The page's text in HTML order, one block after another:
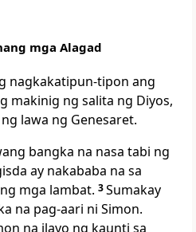
mga Alagad
nagkakatipun-tipon ang
makinig ng salita ng Diyos,
lawa ng Genesaret.
bangka na nasa tabi ng
ay nakababa na sa
mga lambat. 3Sumakay
na pag-aari ni Simon.
na ilayo ng kaunti sa